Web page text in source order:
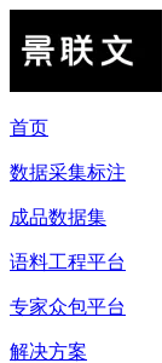
首页
数据采集标注
成品数据集
语料工程平台
专家众包平台
解决方案